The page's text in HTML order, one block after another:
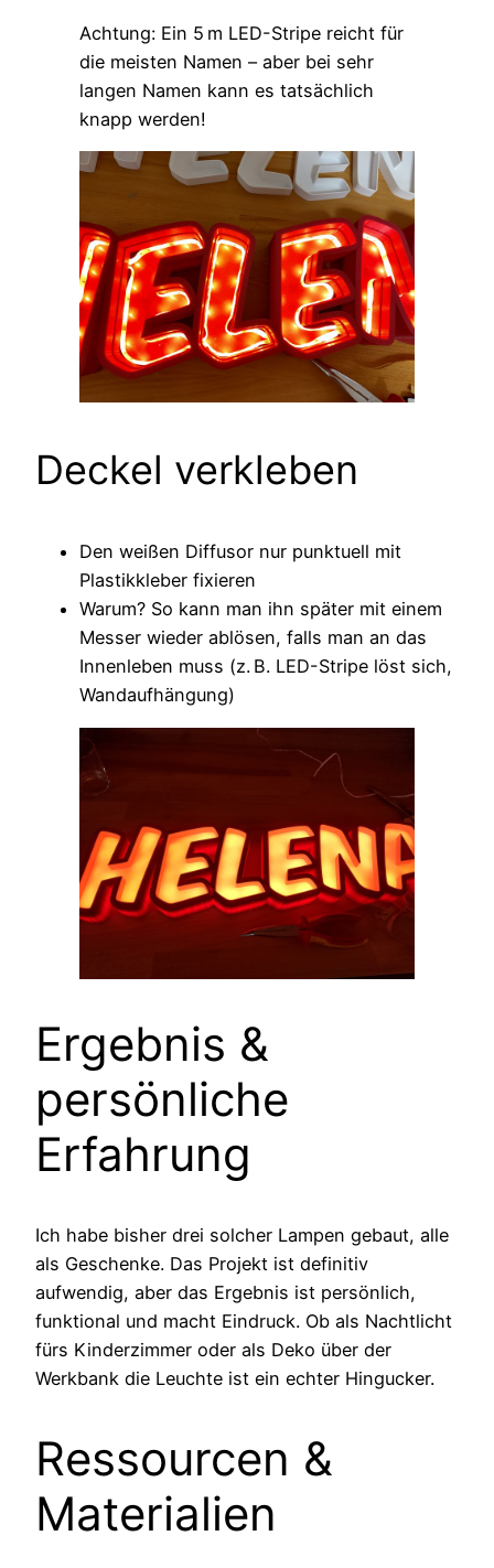
Achtung: Ein 5 m LED-Stripe reicht für
die meisten Namen – aber bei sehr
langen Namen kann es tatsächlich
knapp werden!
Deckel verkleben
Den weißen Diffusor nur punktuell mit
Plastikkleber fixieren
Warum? So kann man ihn später mit einem
Messer wieder ablösen, falls man an das
Innenleben muss (z. B. LED-Stripe löst sich,
Wandaufhängung)
Ergebnis &
persönliche
Erfahrung
Ich habe bisher drei solcher Lampen gebaut, alle
als Geschenke. Das Projekt ist definitiv
aufwendig, aber das Ergebnis ist persönlich,
funktional und macht Eindruck. Ob als Nachtlicht
fürs Kinderzimmer oder als Deko über der
Werkbank die Leuchte ist ein echter Hingucker.
Ressourcen &
Materialien